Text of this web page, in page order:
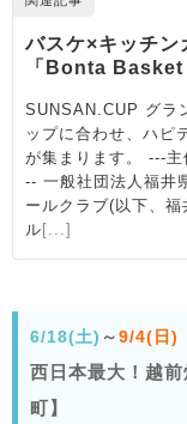
6/18(土) ～9/4(日)
西日本最大！越
町】